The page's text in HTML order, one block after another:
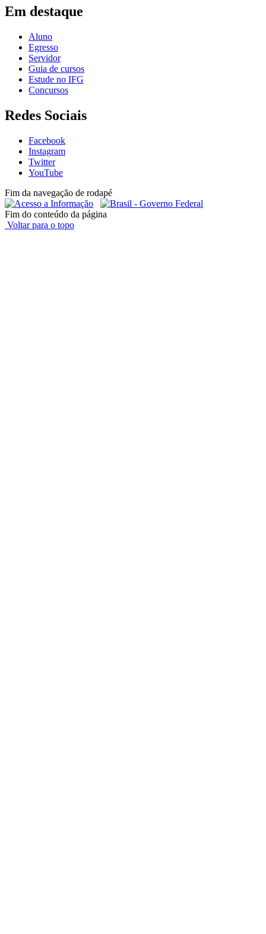
Em destaque
Aluno
Egresso
Servidor
Guia de cursos
Estude no IFG
Concursos
Redes Sociais
Facebook
Instagram
Twitter
YouTube
Fim da navegação de rodapé
Fim do conteúdo da página
Voltar para o topo